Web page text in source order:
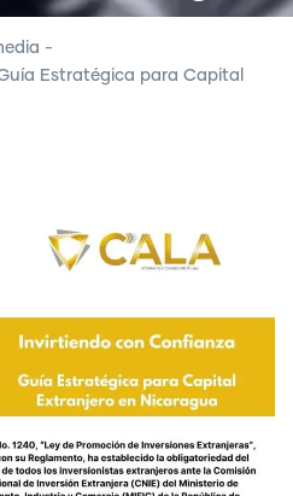
-
Estratégica para Capital